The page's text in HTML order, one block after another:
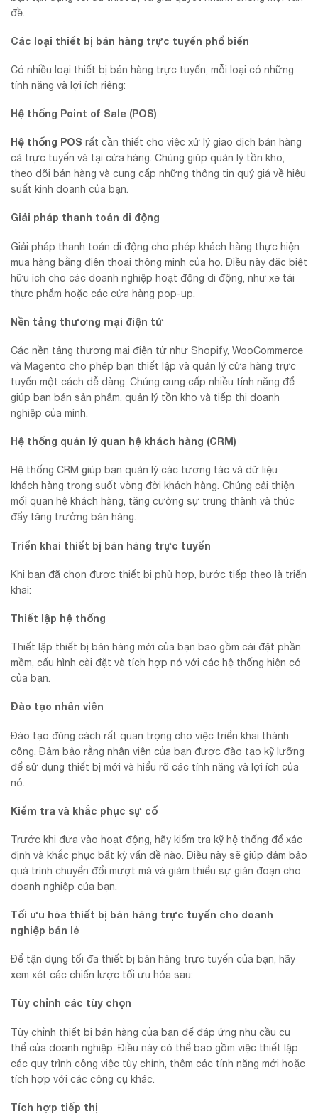
đề.
Các loại thiết bị bán hàng trực tuyến phổ biến
Có nhiều loại thiết bị bán hàng trực tuyến, mỗi loại có những
tính năng và lợi ích riêng:
Hệ thống Point of Sale (POS)
Hệ thống POS rất cần thiết cho việc xử lý giao dịch bán hàng
cả trực tuyến và tại cửa hàng. Chúng giúp quản lý tồn kho,
theo dõi bán hàng và cung cấp những thông tin quý giá về hiệu
suất kinh doanh của bạn.
Giải pháp thanh toán di động
Giải pháp thanh toán di động cho phép khách hàng thực hiện
mua hàng bằng điện thoại thông minh của họ. Điều này đặc biệt
hữu ích cho các doanh nghiệp hoạt động di động, như xe tải
thực phẩm hoặc các cửa hàng pop-up.
Nền tảng thương mại điện tử
Các nền tảng thương mại điện tử như Shopify, WooCommerce
và Magento cho phép bạn thiết lập và quản lý cửa hàng trực
tuyến một cách dễ dàng. Chúng cung cấp nhiều tính năng để
giúp bạn bán sản phẩm, quản lý tồn kho và tiếp thị doanh
nghiệp của mình.
Hệ thống quản lý quan hệ khách hàng (CRM)
Hệ thống CRM giúp bạn quản lý các tương tác và dữ liệu
khách hàng trong suốt vòng đời khách hàng. Chúng cải thiện
mối quan hệ khách hàng, tăng cường sự trung thành và thúc
đẩy tăng trưởng bán hàng.
Triển khai thiết bị bán hàng trực tuyến
Khi bạn đã chọn được thiết bị phù hợp, bước tiếp theo là triển
khai:
Thiết lập hệ thống
Thiết lập thiết bị bán hàng mới của bạn bao gồm cài đặt phần
mềm, cấu hình cài đặt và tích hợp nó với các hệ thống hiện có
của bạn.
Đào tạo nhân viên
Đào tạo đúng cách rất quan trọng cho việc triển khai thành
công. Đảm bảo rằng nhân viên của bạn được đào tạo kỹ lưỡng
để sử dụng thiết bị mới và hiểu rõ các tính năng và lợi ích của
nó.
Kiểm tra và khắc phục sự cố
Trước khi đưa vào hoạt động, hãy kiểm tra kỹ hệ thống để xác
định và khắc phục bất kỳ vấn đề nào. Điều này sẽ giúp đảm bảo
quá trình chuyển đổi mượt mà và giảm thiểu sự gián đoạn cho
doanh nghiệp của bạn.
Tối ưu hóa thiết bị bán hàng trực tuyến cho doanh
nghiệp bán lẻ
Để tận dụng tối đa thiết bị bán hàng trực tuyến của bạn, hãy
xem xét các chiến lược tối ưu hóa sau:
Tùy chỉnh các tùy chọn
Tùy chỉnh thiết bị bán hàng của bạn để đáp ứng nhu cầu cụ
thể của doanh nghiệp. Điều này có thể bao gồm việc thiết lập
các quy trình công việc tùy chỉnh, thêm các tính năng mới hoặc
tích hợp với các công cụ khác.
Tích hợp tiếp thị